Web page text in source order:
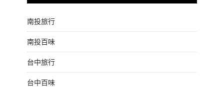
南投旅行
南投百味
台中旅行
台中百味